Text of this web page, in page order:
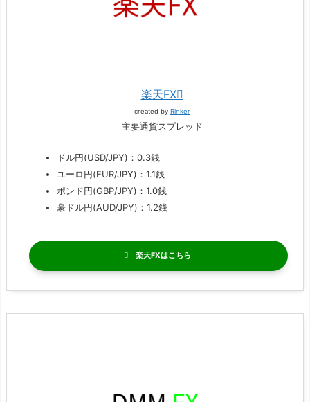
楽天FX
created by Rinker
主要通貨スプレッド
ドル円(USD/JPY)：0.3銭
ユーロ円(EUR/JPY)：1.1銭
ポンド円(GBP/JPY)：1.0銭
豪ドル円(AUD/JPY)：1.2銭
楽天FX